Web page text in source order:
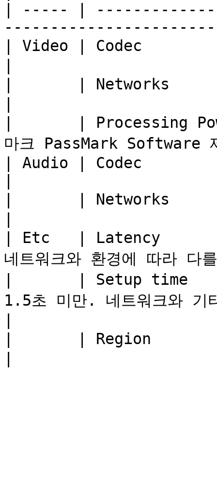
| ----- |
| Video | Codec
|       | Networks
|       | Processing
마크 PassMark Software
| Audio | Codec
|       | Networks
| Etc   | Latency
네트워크와 환경에 따
|       | Setup time
1.5초 미만. 네트워크와 기
|       | Region